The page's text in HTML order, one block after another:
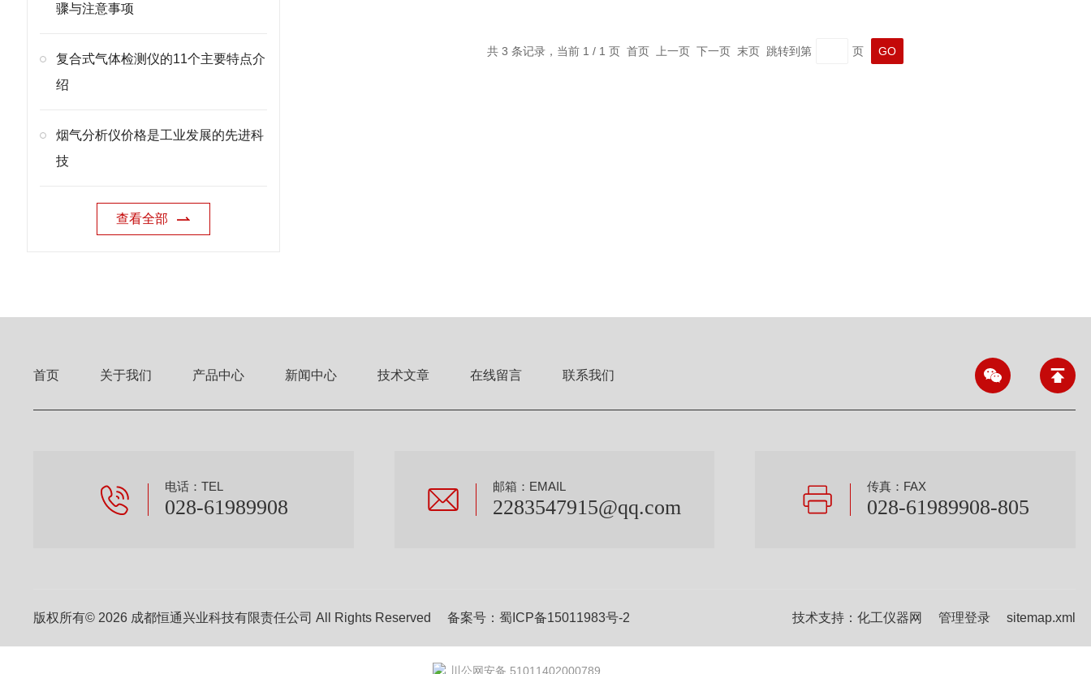
骤与注意事项
复合式气体检测仪的11个主要特点介
绍
烟气分析仪价格是工业发展的先进科
技
查看全部
共 3 条记录，当前 1 / 1 页 首页 上一页 下一页 末页 跳转到第 页
首页 关于我们 产品中心 新闻中心 技术文章 在线留言 联系我们
电话：TEL
028-61989908
邮箱：EMAIL
2283547915@qq.com
传真：FAX
028-61989908-805
版权所有© 2026 成都恒通兴业科技有限责任公司 All Rights Reserved 备案号： 蜀ICP备15011983号-2 技术支持：化工仪器网 管理登录 sitemap.xml
川公网安备 51011402000789